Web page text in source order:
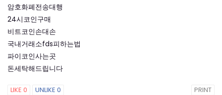
암호화폐전송대행
24시코인구매
비트코인손대손
국내거래소fds피하는법
파이코인사는곳
돈세탁해드립니다
LIKE 0 UNLIKE 0 PRINT